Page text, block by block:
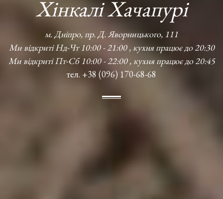
Хінкалі Хачапурі
м. Дніпро, пр. Д. Яворницького, 111
Ми відкриті Нд-Чт 10:00 - 21:00 , кухня працює до 20:30
Ми відкриті Пт-Сб 10:00 - 22:00 , кухня працює до 20:45
тел. +38 (096) 170-68-68